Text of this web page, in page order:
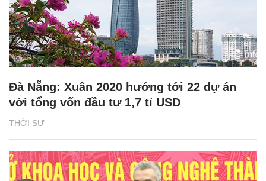
THỜI SỰ
Đà Nẵng: Xuân 2020 hướng tới 22 dự án
với tổng vốn đầu tư 1,7 tỉ USD